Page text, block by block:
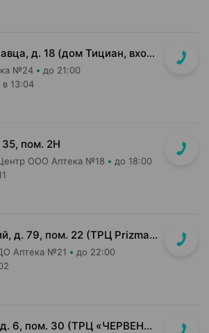
ул. Петра Мстиславца, д. 18 (дом Тициан, вход со стороны двора между 2 и 3 подъездом)
№24 до 21:00
13:04
пом. 2Н
ООО Аптека №18 до 18:00
пр-т Партизанский, д. 79, пом. 22 (ТРЦ Prizma, подземный этаж вход возле м-на Мила)
Аптека №21 до 22:00
ул. Маяковского, д. 6, пом. 30 (ТРЦ «ЧЕРВЕНСКИЙ» 1-й подземный этаж, вход напротив м-на Доктор Вет)